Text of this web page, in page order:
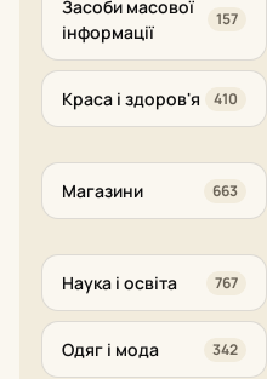
Засоби масової
інформації
157
Краса і здоров'я 410
Магазини 663
Наука і освіта 767
Одяг і мода 342